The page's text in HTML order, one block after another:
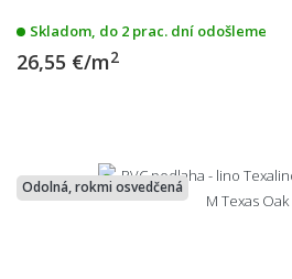
Skladom, do 2 prac. dní odošleme
26,55 €/m2
Odolná, rokmi osvedčená